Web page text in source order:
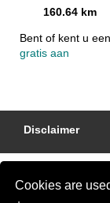
Cookies are
160.64 km
Bent of kent u
gratis aan
Disclaimer